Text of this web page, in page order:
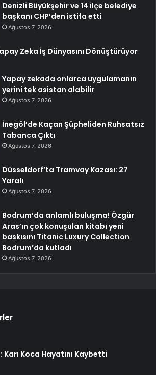
Denizli Büyükşehir ve 14 ilçe belediye
başkanı CHP’den istifa etti
Ağustos 7, 2026
Zeka İş Dünyasını Dönüştürüyor
Yapay zekada onlarca uygulamanın
yerini tek asistan alabilir
Ağustos 7, 2026
İnegöl’de Kaçan Şüpheliden Ruhsatsız
Tabanca Çıktı
Ağustos 7, 2026
Düsseldorf’ta Tramvay Kazası: 27
Yaralı
Ağustos 7, 2026
Bodrum’da anlamlı buluşma! Özgür
Aras’ın çok konuşulan kitabı yeni
baskısını Titanic Luxury Collection
Bodrum’da kutladı
Ağustos 7, 2026
Karı Koca Hayatını Kaybetti